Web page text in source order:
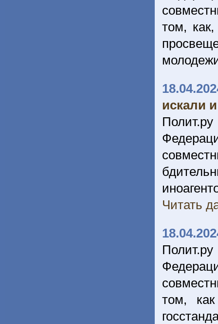
том,
искали
Полит.ру
Читать
Полит.ру
том,